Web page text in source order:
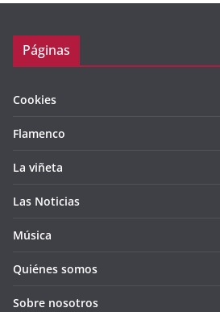
Páginas
Cookies
Flamenco
La viñeta
Las Noticias
Música
Quiénes somos
Sobre nosotros